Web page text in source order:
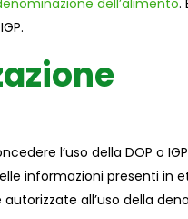
dell’alimento.
l’uso della DOP o
informazioni presenti in
all’uso della